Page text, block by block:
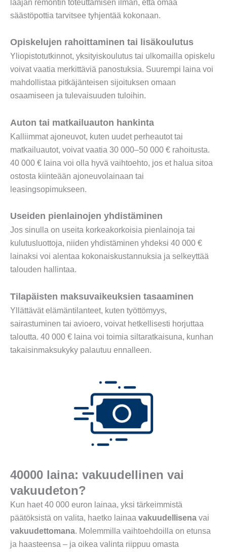
laajan remontin toteuttamisen ilman, että omaa
säästöpottia tarvitsee tyhjentää kokonaan.
Opiskelujen rahoittaminen tai lisäkoulutus
Yliopistotutkinnot, yksityiskoulutus tai ulkomailla opiskelu
voivat vaatia merkittäviä panostuksia. Suurempi laina voi
mahdollistaa pitkäjänteisen sijoituksen omaan
osaamiseen ja tulevaisuuden tuloihin.
Auton tai matkailuauton hankinta
Kalliimmat ajoneuvot, kuten uudet perheautot tai
matkailuautot, voivat vaatia 30 000–50 000 € rahoitusta.
40 000 € laina voi olla hyvä vaihtoehto, jos et halua sitoa
ostosta kiinteään ajoneuvolainaan tai
leasingsopimukseen.
Useiden pienlainojen yhdistäminen
Jos sinulla on useita korkeakorkoisia pienlainoja tai
kulutusluottoja, niiden yhdistäminen yhdeksi 40 000 €
lainaksi voi alentaa kokonaiskustannuksia ja selkeyttää
talouden hallintaa.
Tilapäisten maksuvaikeuksien tasaaminen
Yllättävät elämäntilanteet, kuten työttömyys,
sairastuminen tai avioero, voivat hetkellisesti horjuttaa
taloutta. 40 000 € laina voi toimia siltaratkaisuna, kunhan
takaisinmaksukyky palautuu ennalleen.
40000 laina: vakuudellinen vai
vakuudeton?
Kun haet 40 000 euron lainaa, yksi tärkeimmistä
päätöksistä on valita, haetko lainaa vakuudellisena vai
vakuudettomana. Molemmilla vaihtoehdoilla on etunsa
ja haasteensa – ja oikea valinta riippuu omasta